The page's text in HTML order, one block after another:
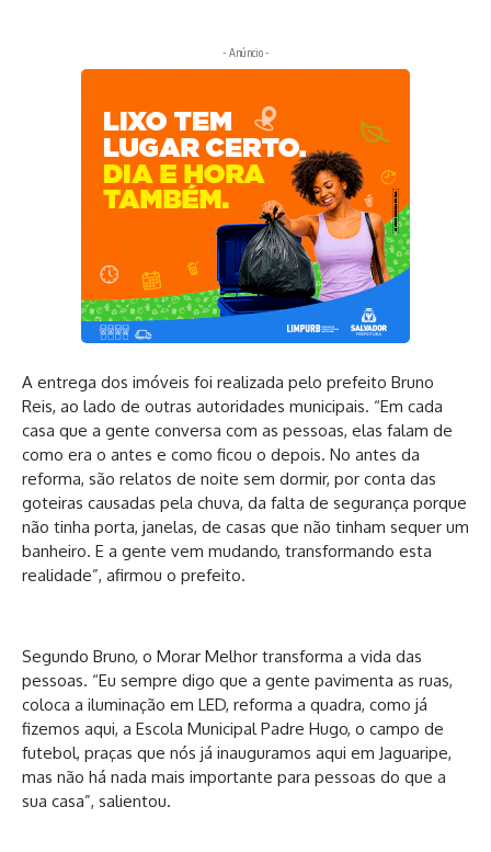
- Anúncio -
A entrega dos imóveis foi realizada pelo prefeito Bruno
Reis, ao lado de outras autoridades municipais. “Em cada
casa que a gente conversa com as pessoas, elas falam de
como era o antes e como ficou o depois. No antes da
reforma, são relatos de noite sem dormir, por conta das
goteiras causadas pela chuva, da falta de segurança porque
não tinha porta, janelas, de casas que não tinham sequer um
banheiro. E a gente vem mudando, transformando esta
realidade”, afirmou o prefeito.
Segundo Bruno, o Morar Melhor transforma a vida das
pessoas. “Eu sempre digo que a gente pavimenta as ruas,
coloca a iluminação em LED, reforma a quadra, como já
fizemos aqui, a Escola Municipal Padre Hugo, o campo de
futebol, praças que nós já inauguramos aqui em Jaguaripe,
mas não há nada mais importante para pessoas do que a
sua casa”, salientou.